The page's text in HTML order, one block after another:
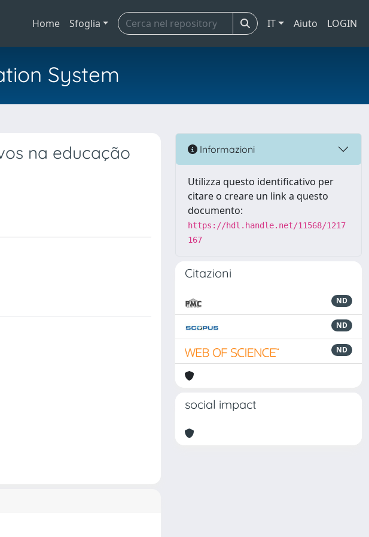
Home Sfoglia IT Aiuto LOGIN
System
na educação
Informazioni
Utilizza questo identificativo per
citare o creare un link a questo
documento:
https://hdl.handle.net/11568/1217
167
Citazioni
ND
ND
ND
social impact